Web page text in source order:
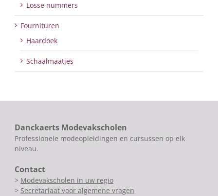
Losse nummers
Fournituren
Haardoek
Schaalmaatjes
Danckaerts Modevakscholen
Professionele modeopleidingen en cursussen op elk
niveau.
Contact
> Modevakscholen in uw regio
> Secretariaat voor algemene vragen